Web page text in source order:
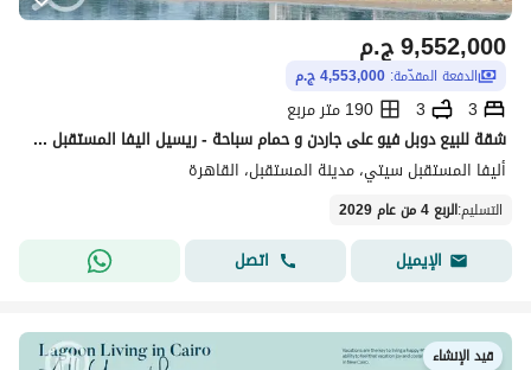
ج.م9,552,000
الدفعة المقدّمة: 4,553,000 ج.م
3
3
190 متر مربع
شقة للبيع دوبل فيو على جاردن و حمام سباحة - ريسيل اليفا المستقبل سيتي
أليفا المستقبل سيتي، مدينة المستقبل، القاهرة
التسليم:الربع 4 من عام 2029
الإيميل اتصل
قيد الإنشاء